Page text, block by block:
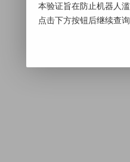
本验证旨在防止机器人
点击下方按钮后继续查询